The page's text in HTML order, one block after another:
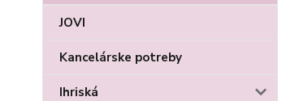
JOVI
Kancelárske potreby
Ihriská